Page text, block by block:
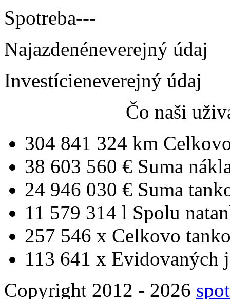
Spotreba---
Najazdenéneverejný údaj
Investícieneverejný údaj
Čo naši
304 841 324 km
38 603 560 € Suma
24 946 030 € Suma
11 579 314 l Spolu
257 546 x Celkovo
113 641 x Evidovaných
Copyright 2012 - 2026